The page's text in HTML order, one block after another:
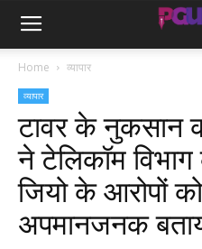
Home व्यापार
व्यापार
टावर के नुकसान
ने टेलिकॉम
जियो के आरोपों
अपमानजनक